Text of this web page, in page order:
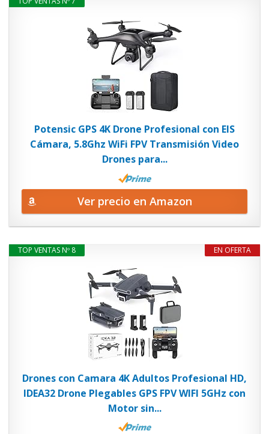
Potensic GPS 4K Drone Profesional con EIS
Cámara, 5.8Ghz WiFi FPV Transmisión Video
Drones para...
Ver precio en Amazon
EN OFERTA
TOP VENTAS Nº 8
Drones con Camara 4K Adultos Profesional HD,
IDEA32 Drone Plegables GPS FPV WIFI 5GHz con
Motor sin...